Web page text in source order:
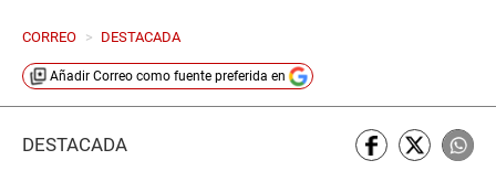
CORREO > DESTACADA
Añadir Correo como fuente preferida en
DESTACADA